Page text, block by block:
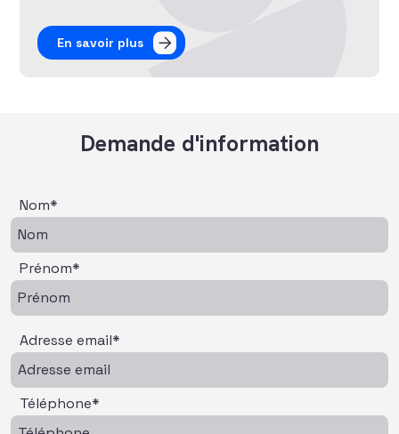
En savoir plus
Demande d'information
Nom*
Prénom*
Adresse email*
Téléphone*